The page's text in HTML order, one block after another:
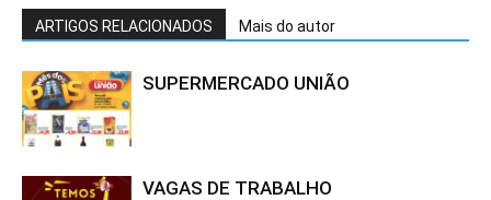
ARTIGOS RELACIONADOS Mais do autor
SUPERMERCADO UNIÃO
VAGAS DE TRABALHO